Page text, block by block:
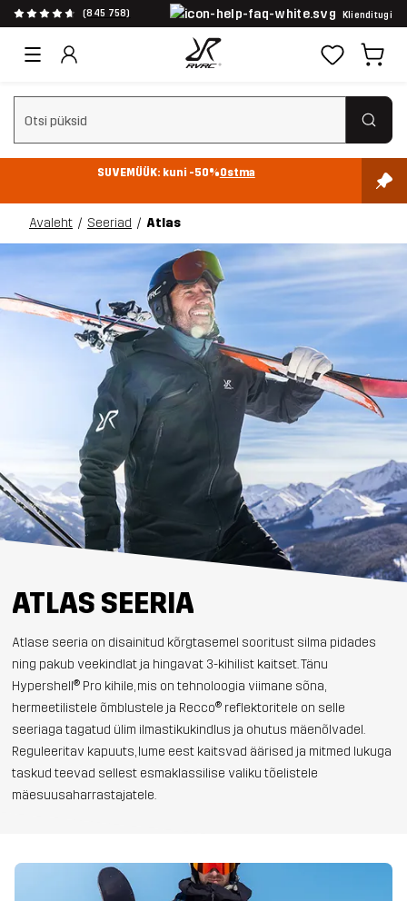
(845 758) Klienditugi
Tühjenda otsing
SUVEMÜÜK: kuni -50%Ostma
Avaleht Seeriad Atlas
ATLAS SEERIA
Atlase seeria on disainitud kõrgtasemel sooritust silma pidades
ning pakub veekindlat ja hingavat 3-kihilist kaitset. Tänu
Hypershell® Pro kihile, mis on tehnoloogia viimane sõna,
hermeetilistele õmblustele ja Recco® reflektoritele on selle
seeriaga tagatud ülim ilmastikukindlus ja ohutus mäenõlvadel.
Reguleeritav kapuuts, lume eest kaitsvad äärised ja mitmed lukuga
taskud teevad sellest esmaklassilise valiku tõelistele
mäesuusaharrastajatele.